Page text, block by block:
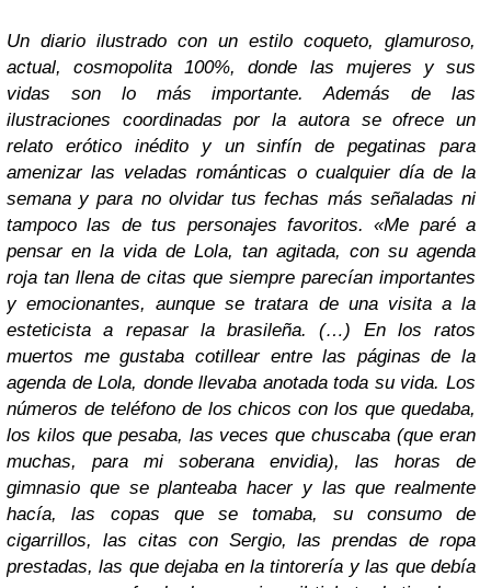
Un diario ilustrado con un estilo coqueto, glamuroso,
actual, cosmopolita 100%, donde las mujeres y sus
vidas son lo más importante. Además de las
ilustraciones coordinadas por la autora se ofrece un
relato erótico inédito y un sinfín de pegatinas para
amenizar las veladas románticas o cualquier día de la
semana y para no olvidar tus fechas más señaladas ni
tampoco las de tus personajes favoritos. «Me paré a
pensar en la vida de Lola, tan agitada, con su agenda
roja tan llena de citas que siempre parecían importantes
y emocionantes, aunque se tratara de una visita a la
esteticista a repasar la brasileña. (…) En los ratos
muertos me gustaba cotillear entre las páginas de la
agenda de Lola, donde llevaba anotada toda su vida. Los
números de teléfono de los chicos con los que quedaba,
los kilos que pesaba, las veces que chuscaba (que eran
muchas, para mi soberana envidia), las horas de
gimnasio que se planteaba hacer y las que realmente
hacía, las copas que se tomaba, su consumo de
cigarrillos, las citas con Sergio, las prendas de ropa
prestadas, las que dejaba en la tintorería y las que debía